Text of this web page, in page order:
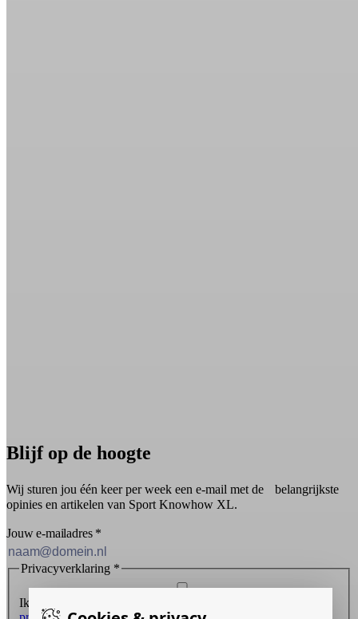
Blijf op de hoogte
Wij sturen jou één keer per week een e-mail met de belangrijkste
opinies en artikelen van Sport Knowhow XL.
Jouw e-mailadres *
Privacyverklaring *
Ik ontvang graag de nieuwsbrief en ga akkoord met de